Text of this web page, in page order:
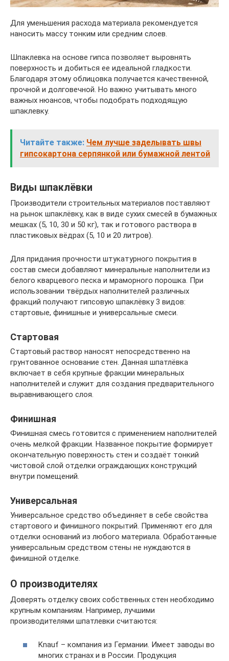
Для уменьшения расхода материала рекомендуется
наносить массу тонким или средним слоев.
Шпаклевка на основе гипса позволяет выровнять
поверхность и добиться ее идеальной гладкости.
Благодаря этому облицовка получается качественной,
прочной и долговечной. Но важно учитывать много
важных нюансов, чтобы подобрать подходящую
шпаклевку.
Читайте также: Чем лучше заделывать швы
гипсокартона серпянкой или бумажной лентой
Виды шпаклёвки
Производители строительных материалов поставляют
на рынок шпаклёвку, как в виде сухих смесей в бумажных
мешках (5, 10, 30 и 50 кг), так и готового раствора в
пластиковых вёдрах (5, 10 и 20 литров).
Для придания прочности штукатурного покрытия в
состав смеси добавляют минеральные наполнители из
белого кварцевого песка и мраморного порошка. При
использовании твёрдых наполнителей различных
фракций получают гипсовую шпаклёвку 3 видов:
стартовые, финишные и универсальные смеси.
Стартовая
Стартовый раствор наносят непосредственно на
грунтованное основание стен. Данная шпатлёвка
включает в себя крупные фракции минеральных
наполнителей и служит для создания предварительного
выравнивающего слоя.
Финишная
Финишная смесь готовится с применением наполнителей
очень мелкой фракции. Названное покрытие формирует
окончательную поверхность стен и создаёт тонкий
чистовой слой отделки ограждающих конструкций
внутри помещений.
Универсальная
Универсальное средство объединяет в себе свойства
стартового и финишного покрытий. Применяют его для
отделки оснований из любого материала. Обработанные
универсальным средством стены не нуждаются в
финишной отделке.
О производителях
Доверять отделку своих собственных стен необходимо
крупным компаниям. Например, лучшими
производителями шпатлевки считаются:
Knauf – компания из Германии. Имеет заводы во
многих странах и в России. Продукция